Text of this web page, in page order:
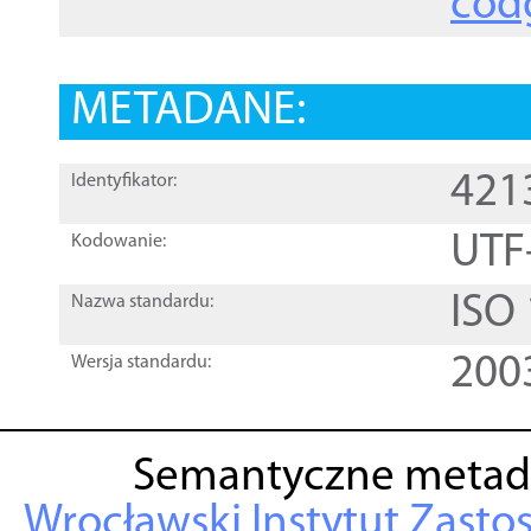
METADANE:
Identyfikator:
Kodowanie:
Nazwa standardu:
Wersja standardu:
Semantyczne